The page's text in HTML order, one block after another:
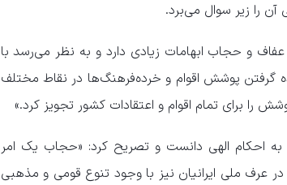
را زیر سوال می‌برد.
و حجاب ابهامات زیادی دارد و به نظر می‌رسد با
گرفتن پوشش اقوام و خرده‌فرهنگ‌ها در نقاط مختلف
برای تمام اقوام و اعتقادات کشور تجویز کرد.»
احکام الهی دانست و تصریح کرد: «حجاب یک امر
عرف ملی ایرانیان نیز با وجود تنوع قومی و مذهبی